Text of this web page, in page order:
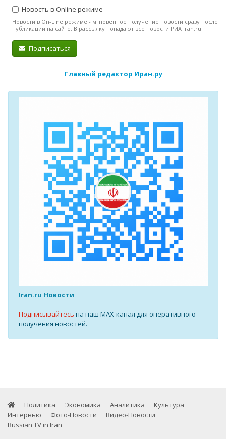
Новость в Online режиме
Новости в On-Line режиме - мгновенное получение новости сразу после
публикации на сайте. В рассылку попадают все новости РИА Iran.ru.
Подписаться
Главный редактор Иран.ру
Iran.ru Новости
Подписывайтесь на наш MAX-канал для оперативного
получения новостей.
Политика Экономика Аналитика
Культура
Интервью
Фото-Новости
Видео-Новости
Russian TV in Iran